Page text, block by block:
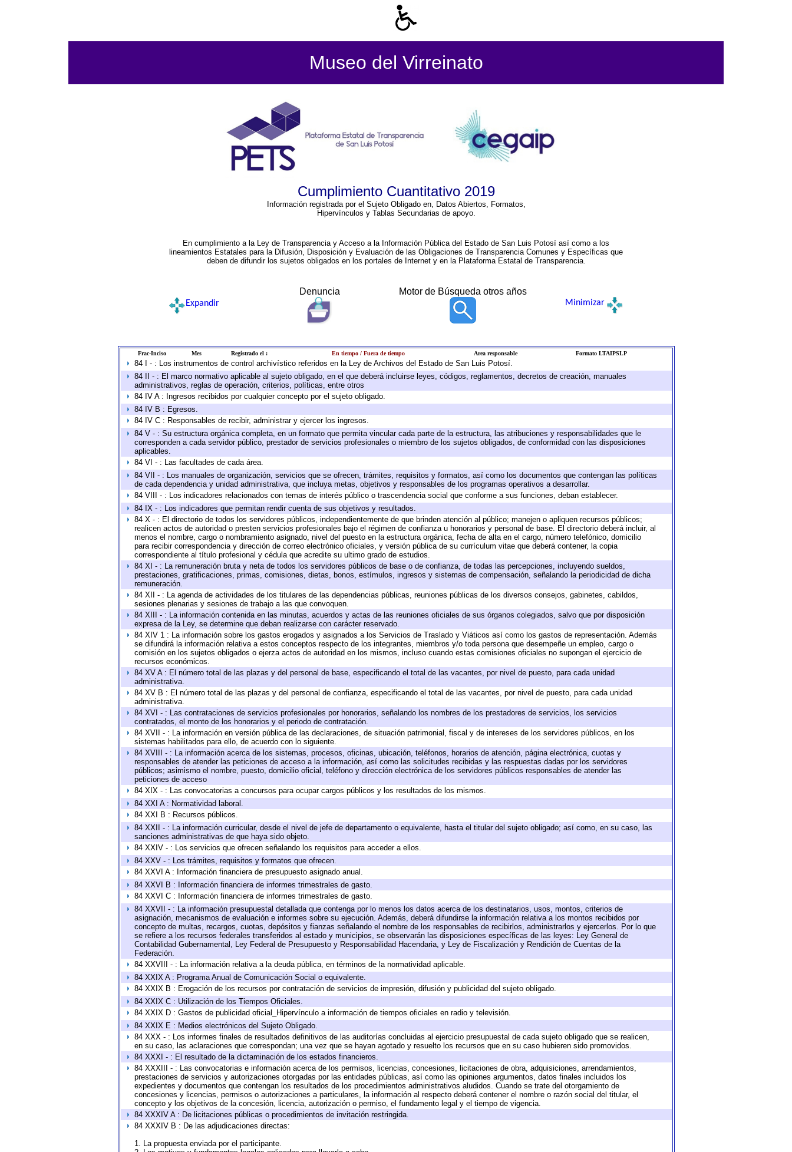
Museo del Virreinato
Cumplimiento Cuantitativo 2019
Información registrada por el Sujeto Obligado en, Datos Abiertos, Formatos,
Hipervínculos y Tablas Secundarias de apoyo.
En cumplimiento a la Ley de Transparencia y Acceso a la Información Pública del Estado de San Luis Potosí así como a los
lineamientos Estatales para la Difusión, Disposición y Evaluación de las Obligaciones de Transparencia Comunes y Específicas que
deben de difundir los sujetos obligados en los portales de Internet y en la Plataforma Estatal de Transparencia.
Denuncia Motor de Búsqueda otros años
Expandir Minimizar
Frac-Inciso Mes Registrado el : En tiempo / Fuera de tiempo Area responsable Formato LTAIPSLP
84 I - : Los instrumentos de control archivístico referidos en la Ley de Archivos del Estado de San Luis Potosí.
84 II - : El marco normativo aplicable al sujeto obligado, en el que deberá incluirse leyes, códigos, reglamentos, decretos de creación, manuales
administrativos, reglas de operación, criterios, políticas, entre otros
84 IV A : Ingresos recibidos por cualquier concepto por el sujeto obligado.
84 IV B : Egresos.
84 IV C : Responsables de recibir, administrar y ejercer los ingresos.
84 V - : Su estructura orgánica completa, en un formato que permita vincular cada parte de la estructura, las atribuciones y responsabilidades que le
corresponden a cada servidor público, prestador de servicios profesionales o miembro de los sujetos obligados, de conformidad con las disposiciones
aplicables.
84 VI - : Las facultades de cada área.
84 VII - : Los manuales de organización, servicios que se ofrecen, trámites, requisitos y formatos, así como los documentos que contengan las políticas
de cada dependencia y unidad administrativa, que incluya metas, objetivos y responsables de los programas operativos a desarrollar.
84 VIII - : Los indicadores relacionados con temas de interés público o trascendencia social que conforme a sus funciones, deban establecer.
84 IX - : Los indicadores que permitan rendir cuenta de sus objetivos y resultados.
84 X - : El directorio de todos los servidores públicos, independientemente de que brinden atención al público; manejen o apliquen recursos públicos;
realicen actos de autoridad o presten servicios profesionales bajo el régimen de confianza u honorarios y personal de base. El directorio deberá incluir, al
menos el nombre, cargo o nombramiento asignado, nivel del puesto en la estructura orgánica, fecha de alta en el cargo, número telefónico, domicilio
para recibir correspondencia y dirección de correo electrónico oficiales, y versión pública de su currículum vitae que deberá contener, la copia
correspondiente al título profesional y cédula que acredite su ultimo grado de estudios.
84 XI - : La remuneración bruta y neta de todos los servidores públicos de base o de confianza, de todas las percepciones, incluyendo sueldos,
prestaciones, gratificaciones, primas, comisiones, dietas, bonos, estímulos, ingresos y sistemas de compensación, señalando la periodicidad de dicha
remuneración.
84 XII - : La agenda de actividades de los titulares de las dependencias públicas, reuniones públicas de los diversos consejos, gabinetes, cabildos,
sesiones plenarias y sesiones de trabajo a las que convoquen.
84 XIII - : La información contenida en las minutas, acuerdos y actas de las reuniones oficiales de sus órganos colegiados, salvo que por disposición
expresa de la Ley, se determine que deban realizarse con carácter reservado.
84 XIV 1 : La información sobre los gastos erogados y asignados a los Servicios de Traslado y Viáticos así como los gastos de representación. Además
se difundirá la información relativa a estos conceptos respecto de los integrantes, miembros y/o toda persona que desempeñe un empleo, cargo o
comisión en los sujetos obligados o ejerza actos de autoridad en los mismos, incluso cuando estas comisiones oficiales no supongan el ejercicio de
recursos económicos.
84 XV A : El número total de las plazas y del personal de base, especificando el total de las vacantes, por nivel de puesto, para cada unidad
administrativa.
84 XV B : El número total de las plazas y del personal de confianza, especificando el total de las vacantes, por nivel de puesto, para cada unidad
administrativa.
84 XVI - : Las contrataciones de servicios profesionales por honorarios, señalando los nombres de los prestadores de servicios, los servicios
contratados, el monto de los honorarios y el periodo de contratación.
84 XVII - : La información en versión pública de las declaraciones, de situación patrimonial, fiscal y de intereses de los servidores públicos, en los
sistemas habilitados para ello, de acuerdo con lo siguiente.
84 XVIII - : La información acerca de los sistemas, procesos, oficinas, ubicación, teléfonos, horarios de atención, página electrónica, cuotas y
responsables de atender las peticiones de acceso a la información, así como las solicitudes recibidas y las respuestas dadas por los servidores
públicos; asimismo el nombre, puesto, domicilio oficial, teléfono y dirección electrónica de los servidores públicos responsables de atender las
peticiones de acceso
84 XIX - : Las convocatorias a concursos para ocupar cargos públicos y los resultados de los mismos.
84 XXI A : Normatividad laboral.
84 XXI B : Recursos públicos.
84 XXII - : La información curricular, desde el nivel de jefe de departamento o equivalente, hasta el titular del sujeto obligado; así como, en su caso, las
sanciones administrativas de que haya sido objeto.
84 XXIV - : Los servicios que ofrecen señalando los requisitos para acceder a ellos.
84 XXV - : Los trámites, requisitos y formatos que ofrecen.
84 XXVI A : Información financiera de presupuesto asignado anual.
84 XXVI B : Información financiera de informes trimestrales de gasto.
84 XXVI C : Información financiera de informes trimestrales de gasto.
84 XXVII - : La información presupuestal detallada que contenga por lo menos los datos acerca de los destinatarios, usos, montos, criterios de
asignación, mecanismos de evaluación e informes sobre su ejecución. Además, deberá difundirse la información relativa a los montos recibidos por
concepto de multas, recargos, cuotas, depósitos y fianzas señalando el nombre de los responsables de recibirlos, administrarlos y ejercerlos. Por lo que
se refiere a los recursos federales transferidos al estado y municipios, se observarán las disposiciones específicas de las leyes: Ley General de
Contabilidad Gubernamental, Ley Federal de Presupuesto y Responsabilidad Hacendaria, y Ley de Fiscalización y Rendición de Cuentas de la
Federación.
84 XXVIII - : La información relativa a la deuda pública, en términos de la normatividad aplicable.
84 XXIX A : Programa Anual de Comunicación Social o equivalente.
84 XXIX B : Erogación de los recursos por contratación de servicios de impresión, difusión y publicidad del sujeto obligado.
84 XXIX C : Utilización de los Tiempos Oficiales.
84 XXIX D : Gastos de publicidad oficial_Hipervínculo a información de tiempos oficiales en radio y televisión.
84 XXIX E : Medios electrónicos del Sujeto Obligado.
84 XXX - : Los informes finales de resultados definitivos de las auditorías concluidas al ejercicio presupuestal de cada sujeto obligado que se realicen,
en su caso, las aclaraciones que correspondan; una vez que se hayan agotado y resuelto los recursos que en su caso hubieren sido promovidos.
84 XXXI - : El resultado de la dictaminación de los estados financieros.
84 XXXIII - : Las convocatorias e información acerca de los permisos, licencias, concesiones, licitaciones de obra, adquisiciones, arrendamientos,
prestaciones de servicios y autorizaciones otorgadas por las entidades públicas, así como las opiniones argumentos, datos finales incluidos los
expedientes y documentos que contengan los resultados de los procedimientos administrativos aludidos. Cuando se trate del otorgamiento de
concesiones y licencias, permisos o autorizaciones a particulares, la información al respecto deberá contener el nombre o razón social del titular, el
concepto y los objetivos de la concesión, licencia, autorización o permiso, el fundamento legal y el tiempo de vigencia.
84 XXXIV A : De licitaciones públicas o procedimientos de invitación restringida.
84 XXXIV B : De las adjudicaciones directas:
1. La propuesta enviada por el participante.